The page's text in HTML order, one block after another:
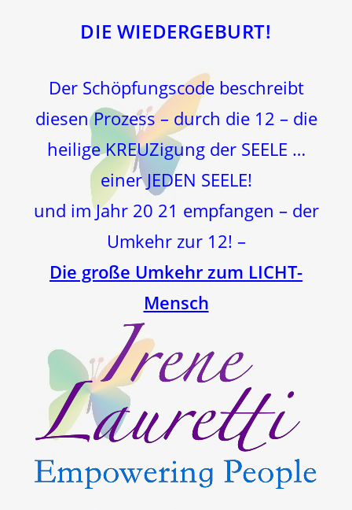
DIE WIEDERGEBURT!
Der Schöpfungscode beschreibt
diesen Prozess – durch die 12 – die
heilige KREUZigung der SEELE …
einer JEDEN SEELE!
und im Jahr 20 21 empfangen – der
Umkehr zur 12! –
Die große Umkehr zum LICHT-
Mensch